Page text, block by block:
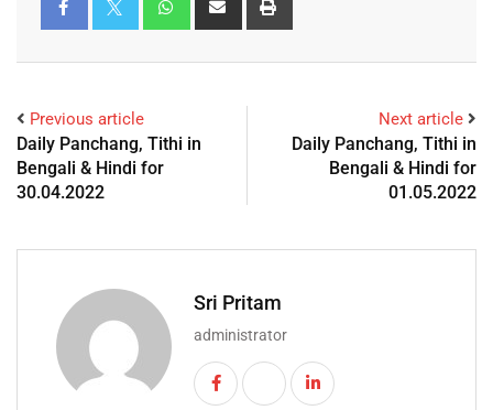
Previous article
Daily Panchang, Tithi in
Bengali & Hindi for
30.04.2022
Next article
Daily Panchang, Tithi in
Bengali & Hindi for
01.05.2022
Sri Pritam
administrator